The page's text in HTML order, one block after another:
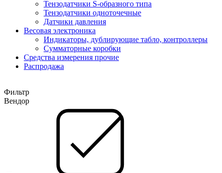
Тензодатчики S-образного типа
Тензодатчики одноточечные
Датчики давления
Весовая электроника
Индикаторы, дублирующие табло, контроллеры
Сумматорные коробки
Средства измерения прочие
Распродажа
Фильтр
Вендор